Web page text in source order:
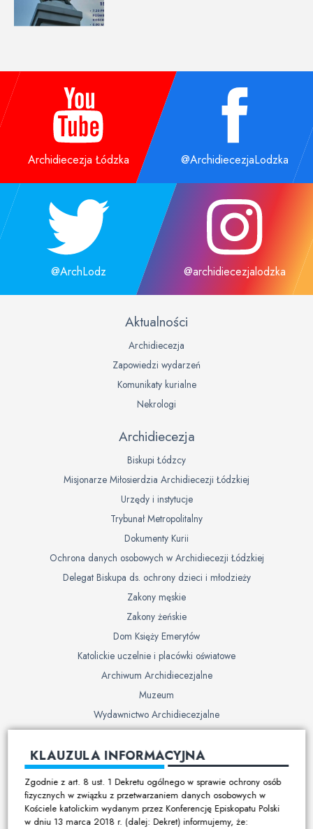
Archidiecezja Łódzka @ArchidiecezjaLodzka
@ArchLodz @archidiecezjalodzka
Aktualności
Archidiecezja
Zapowiedzi wydarzeń
Komunikaty kurialne
Nekrologi
Archidiecezja
Biskupi Łódzcy
Misjonarze Miłosierdzia Archidiecezji Łódzkiej
Urzędy i instytucje
Trybunał Metropolitalny
Dokumenty Kurii
Ochrona danych osobowych w Archidiecezji Łódzkiej
Delegat Biskupa ds. ochrony dzieci i młodzieży
Zakony męskie
Zakony żeńskie
Dom Księży Emerytów
Katolickie uczelnie i placówki oświatowe
Archiwum Archidiecezjalne
Muzeum
Wydawnictwo Archidiecezjalne
Cmentarze
Duszpasterstwo
Program duszpasterski
Kalendarz pracy duszpasterskiej
KLAUZULA INFORMACYJNA
Zgodnie z art. 8 ust. 1 Dekretu ogólnego w sprawie ochrony osób
fizycznych w związku z przetwarzaniem danych osobowych w
Kościele katolickim wydanym przez Konferencję Episkopatu Polski
w dniu 13 marca 2018 r. (dalej: Dekret) informujemy, że: